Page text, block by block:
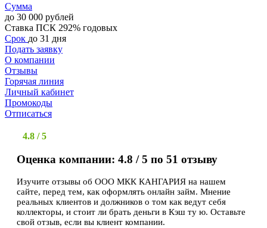
Сумма
до 30 000 рублей
Ставка ПСК 292% годовых
Срок до 31 дня
Подать заявку
О компании
Отзывы
Горячая линия
Личный кабинет
Промокоды
Отписаться
4.8 / 5
Оценка компании: 4.8 / 5 по 51 отзыву
Изучите отзывы об ООО МКК КАНГАРИЯ на нашем
сайте, перед тем, как оформлять онлайн займ. Мнение
реальных клиентов и должников о том как ведут себя
коллекторы, и стоит ли брать деньги в Кэш ту ю. Оставьте
свой отзыв, если вы клиент компании.